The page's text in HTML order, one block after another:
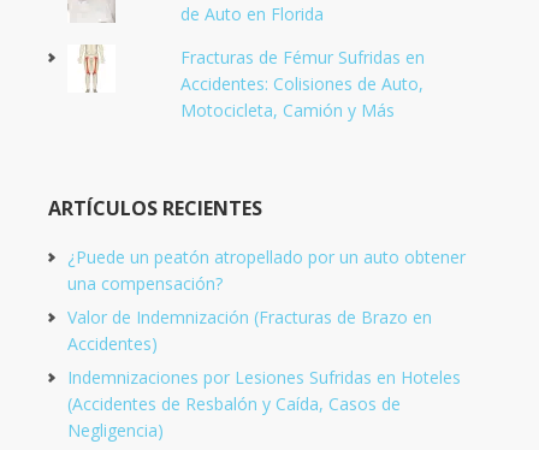
de Auto en Florida
Fracturas de Fémur Sufridas en
Accidentes: Colisiones de Auto,
Motocicleta, Camión y Más
ARTÍCULOS RECIENTES
¿Puede un peatón atropellado por un auto obtener
una compensación?
Valor de Indemnización (Fracturas de Brazo en
Accidentes)
Indemnizaciones por Lesiones Sufridas en Hoteles
(Accidentes de Resbalón y Caída, Casos de
Negligencia)